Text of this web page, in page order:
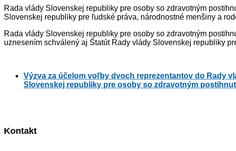
Rada vlády Slovenskej republiky pre osoby so zdravotným
Slovenskej republiky pre ľudské práva, národnostné menšiny a
Rada vlády Slovenskej republiky pre osoby so zdravotným
uznesením schválený aj Štatút Rady vlády Slovenskej republiky
Výzva za účelom voľby dvoch reprezentantov do Rady
Slovenskej republiky pre osoby so zdravotným
Kontakt